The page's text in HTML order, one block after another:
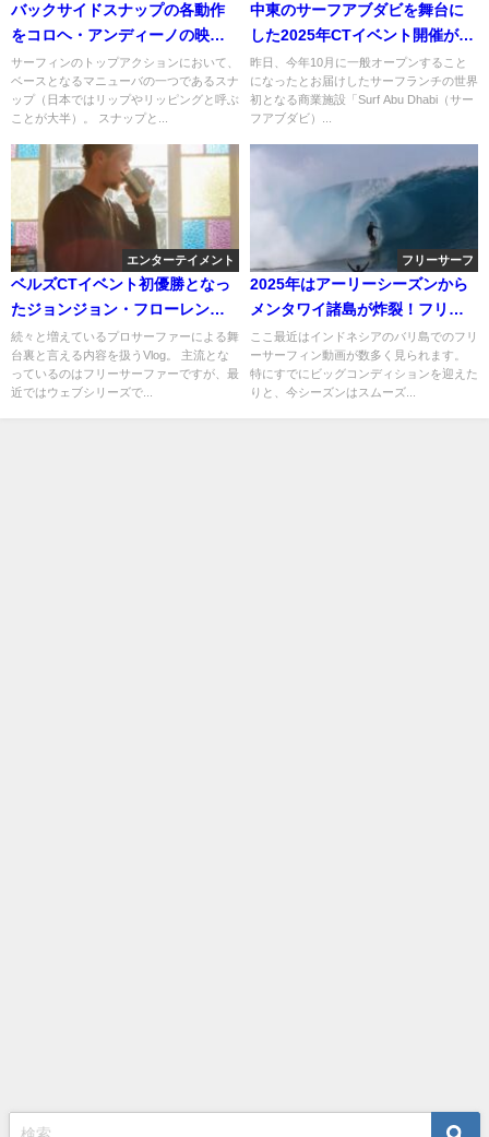
バックサイドスナップの各動作
をコロヘ・アンディーノの映像
から分析解説
サーフィンのトップアクションにおいて、
ベースとなるマニューバの一つであるスナ
ップ（日本ではリップやリッピングと呼ぶ
ことが大半）。 スナップと...
中東のサーフアブダビを舞台に
した2025年CTイベント開催が発
表
昨日、今年10月に一般オープンすること
になったとお届けしたサーフランチの世界
初となる商業施設「Surf Abu Dhabi（サー
フアブダビ）...
エンターテイメント
ベルズCTイベント初優勝となっ
たジョンジョン・フローレンス
のVlog動画
続々と増えているプロサーファーによる舞
台裏と言える内容を扱うVlog。 主流とな
っているのはフリーサーファーですが、最
近ではウェブシリーズで...
フリーサーフ
2025年はアーリーシーズンから
メンタワイ諸島が炸裂！フリー
サーフィン動画
ここ最近はインドネシアのバリ島でのフリ
ーサーフィン動画が数多く見られます。
特にすでにビッグコンディションを迎えた
りと、今シーズンはスムーズ...